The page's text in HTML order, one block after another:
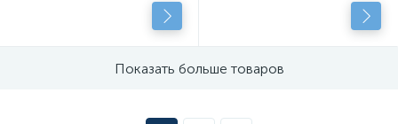
Показать больше товаров